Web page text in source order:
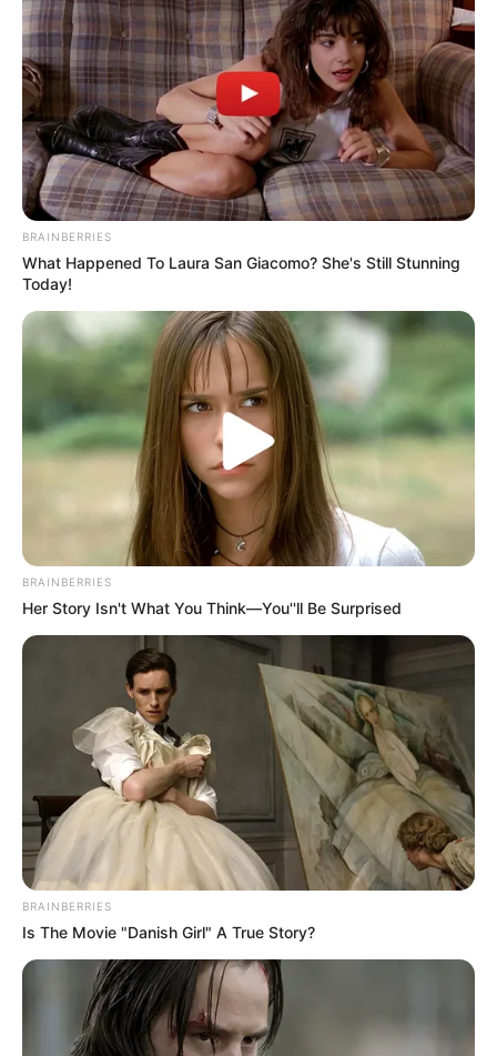
ทิศที่ดีสัปดาห์นี้ ทิศ
ตะวันตกเฉียงเหนือ ทิศ
ใต้ ทิศตะวันออกฉียงใต้
เลขมงคล 4 6 2 5 ใช้ต่อ
ท้าย ID Line เสริมดวง
ดีคนเกิดวันพุธ(กลาง
วัน) และเลข 3 7 1 2
เสริมดวงดีคนเกิดวัน
พุธ(กลางคืน)
ธุรกิจของสวยงาม ขายของทางออนไลน์ การขนส่ง
สินค้าแปรรูปช่วงนี้จะไปได้ดี งานประจำมีแรงกดดัน
รอบตัว หรือมีการปรับ เปลี่ยนแปลงบางอย่างพอให้
หงุดหงิดใจ การเงินโชคลาภมีเข้ามาจากเพศตรงข้าม
แต่ก็มีค่าใช้จ่ายเกี่ยวกับการซ่อมแซมเข้ามา สุขภาพ
ระวังเรื่องความวิตกกังวล อารมณ์ขึ้นลงและอุบัติเหตุ
ความรักความสัมพันธ์โดยรวมยังราบรื่นดี โดย
เฉพาะคนโสดลองให้เพื่อนแนะนำติดต่อให้รู้จัก อาจมี
โชคดีมีคู่ไม่เหงาใจ
ช่วงนี้อยู่บ้านก็สร้างบุญเสริมความดีได้ ให้ร่วม
บุญช่วยเหลือคนยากจน คนยากไร้ ร่วมบูรณะ สร้าง
อาคารสถานที่ เพื่อเสริมทานบารมีให้หนักแน่น และ
เสริมความมั่นคงกับดวงชะตาด้วยการสวดบทบูชา
พระ เทวดาประจำวันเกิดทุกวัน เกิดพุธ (กลางวัน)
สัปดาห์นี้สวดอภยปริตร เสริมความรักความเมตตา
เกิดพุธ (กลางคืน) สัปดาห์นี้สวดอังคุลิมาลปริตร
เพื่อเสริมสติ สมาธิ และจิตให้แข็งแรงพ้นจากโรคภัย
ต่างๆ อย่างต่อเนื่อง
BRAINBERRIES
What Happened To Laura San Giacomo? She's Still Stunning
Today!
BRAINBERRIES
Her Story Isn't What You Think—You''ll Be Surprised
BRAINBERRIES
Is The Movie "Danish Girl" A True Story?